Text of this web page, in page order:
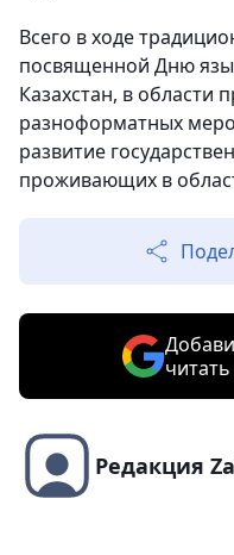
Всего в ходе
посвященной Дню
Казахстан, в области
разноформатных
развитие
проживающих в
Редакция